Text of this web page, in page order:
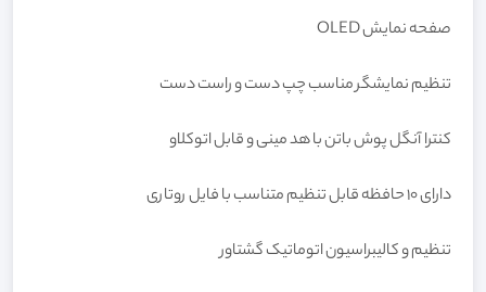
صفحه نمایش OLED
تنظیم نمایشگر مناسب چپ دست و راست دست
کنترا آنگل پوش باتن با هد مینی و قابل اتوکلاو
دارای 10 حافظه قابل تنظیم متناسب با فایل روتاری
تنظیم و کالیبراسیون اتوماتیک گشتاور